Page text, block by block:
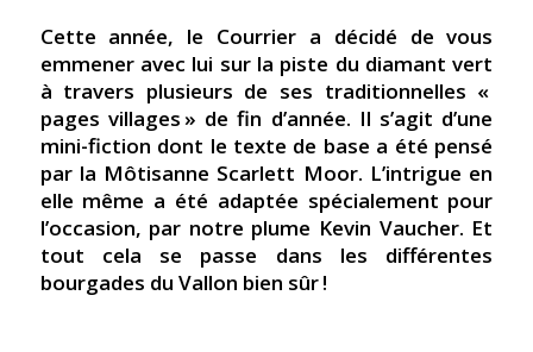
Cette année, le Courrier a décidé de vous
emmener avec lui sur la piste du diamant vert
à travers plusieurs de ses traditionnelles «
pages villages » de fin d’année. Il s’agit d’une
mini-fiction dont le texte de base a été pensé
par la Môtisanne Scarlett Moor. L’intrigue en
elle même a été adaptée spécialement pour
l’occasion, par notre plume Kevin Vaucher. Et
tout cela se passe dans les différentes
bourgades du Vallon bien sûr !